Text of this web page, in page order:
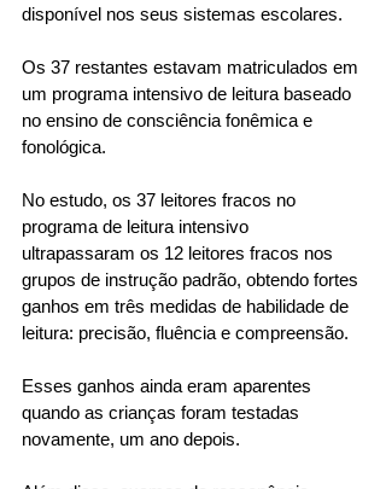
disponível nos seus sistemas escolares.
Os 37 restantes estavam matriculados em
um programa intensivo de leitura baseado
no ensino de consciência fonêmica e
fonológica.
No estudo, os 37 leitores fracos no
programa de leitura intensivo
ultrapassaram os 12 leitores fracos nos
grupos de instrução padrão, obtendo fortes
ganhos em três medidas de habilidade de
leitura: precisão, fluência e compreensão.
Esses ganhos ainda eram aparentes
quando as crianças foram testadas
novamente, um ano depois.